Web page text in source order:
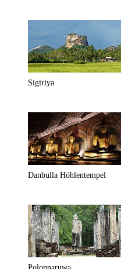
Sigiriya
Danbulla Höhlentempel